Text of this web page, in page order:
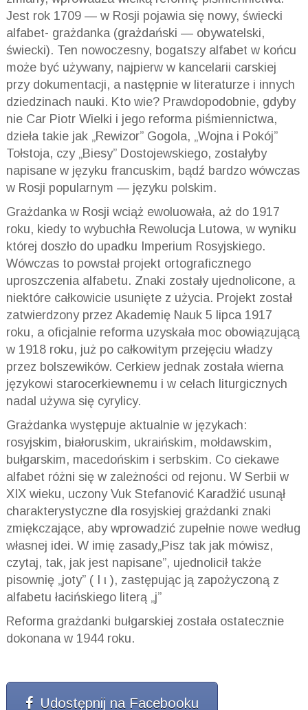
Jest rok 1709 — w Rosji pojawia się nowy, świecki
alfabet- grażdanka (grażdański — obywatelski,
świecki). Ten nowoczesny, bogatszy alfabet w końcu
może być używany, najpierw w kancelarii carskiej
przy dokumentacji, a następnie w literaturze i innych
dziedzinach nauki. Kto wie? Prawdopodobnie, gdyby
nie Car Piotr Wielki i jego reforma piśmiennictwa,
dzieła takie jak „Rewizor” Gogola, „Wojna i Pokój”
Tołstoja, czy „Biesy” Dostojewskiego, zostałyby
napisane w języku francuskim, bądź bardzo wówczas
w Rosji popularnym — języku polskim.
Grażdanka w Rosji wciąż ewoluowała, aż do 1917
roku, kiedy to wybuchła Rewolucja Lutowa, w wyniku
której doszło do upadku Imperium Rosyjskiego.
Wówczas to powstał projekt ortograficznego
uproszczenia alfabetu. Znaki zostały ujednolicone, a
niektóre całkowicie usunięte z użycia. Projekt został
zatwierdzony przez Akademię Nauk 5 lipca 1917
roku, a oficjalnie reforma uzyskała moc obowiązującą
w 1918 roku, już po całkowitym przejęciu władzy
przez bolszewików. Cerkiew jednak została wierna
językowi starocerkiewnemu i w celach liturgicznych
nadal używa się cyrylicy.
Grażdanka występuje aktualnie w językach:
rosyjskim, białoruskim, ukraińskim, mołdawskim,
bułgarskim, macedońskim i serbskim. Co ciekawe
alfabet różni się w zależności od rejonu. W Serbii w
XIX wieku, uczony Vuk Stefanović Karadžić usunął
charakterystyczne dla rosyjskiej grażdanki znaki
zmiękczające, aby wprowadzić zupełnie nowe według
własnej idei. W imię zasady„Pisz tak jak mówisz,
czytaj, tak, jak jest napisane”, ujednolicił także
pisownię „joty” ( Ι ι ), zastępując ją zapożyczoną z
alfabetu łacińskiego literą „j”
Reforma grażdanki bułgarskiej została ostatecznie
dokonana w 1944 roku.
Udostępnij na Facebooku